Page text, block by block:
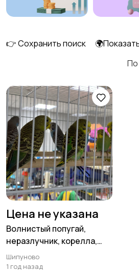
13
Аквариумистика
👉 Сохранить поиск
По
Цена не указана
Волнистый попугай,
неразлучник, корелла,
кролик, шиншилла,
хомячки
Шипуново
1 год назад